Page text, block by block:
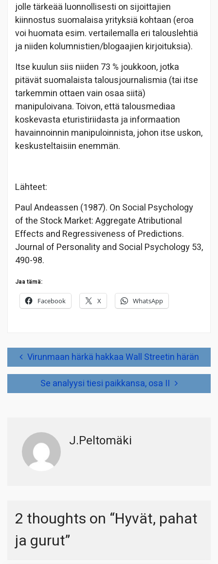
jolle tärkeää luonnollisesti on sijoittajien
kiinnostus suomalaisa yrityksiä kohtaan (eroa
voi huomata esim. vertailemalla eri talouslehtiä
ja niiden kolumnistien/blogaajien kirjoituksia).
Itse kuulun siis niiden 73 % joukkoon, jotka
pitävät suomalaista talousjournalismia (tai itse
tarkemmin ottaen vain osaa siitä)
manipuloivana. Toivon, että talousmediaa
koskevasta eturistiriidasta ja informaation
havainnoinnin manipuloinnista, johon itse uskon,
keskusteltaisiin enemmän.
Lähteet:
Paul Andeassen (1987). On Social Psychology
of the Stock Market: Aggregate Atributional
Effects and Regressiveness of Predictions.
Journal of Personality and Social Psychology 53,
490-98.
Jaa tämä:
Facebook X WhatsApp
ArtikkelienVirunmaan härkä hakkaa Wall Streetin härän
Se analyysi tiesi paikkansa, osa II
J.Peltomäki
2 thoughts on “Hyvät, pahat
ja gurut”